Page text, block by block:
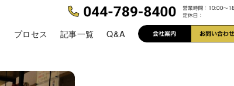
プロセス 記事一覧 Q&A